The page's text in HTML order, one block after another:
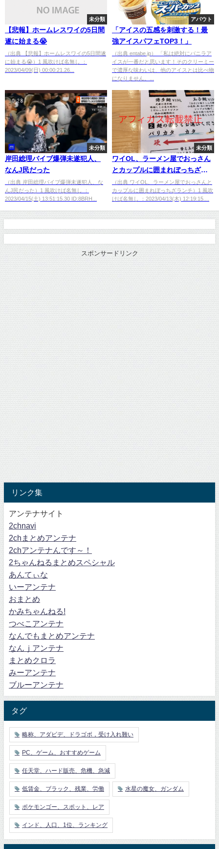
未分類
【悲報】ホームレスワイの5日間
遂に始まる😭
（出典 【悲報】ホームレスワイの5日間遂
に始まる😭）1 風吹けば名無し ：
2023/04/09(日) 00:00:21.26...
アバウト
「アイスの五感を刺激する！最
強アイスパフェTOP3！」
（出典 entabe.jp） 「私は絶対にバニラア
イスが一番だと思います！そのクリーミー
で濃厚な味わいは、他のアイスとは比べ物
になりません。...
未分類
岸田総理バイブ爆弾未遂犯人、
なんJ民だった
（出典 岸田総理バイブ爆弾未遂犯人、な
んJ民だった）1 風吹けば名無し ：
2023/04/15(土) 13:51:15.30 ID:8BRH...
未分類
ワイOL、ラーメン屋でおっさん
とカップルに囲まれぼっちざラ
ンチ
（出典 ワイOL、ラーメン屋でおっさんと
カップルに囲まれぼっちざランチ）1 風吹
けば名無し ：2023/04/13(木) 12:19:15....
スポンサードリンク
リンク集
アンテナサイト
2chnavi
2chまとめアンテナ
2chアンテナんです～！
2ちゃんねるまとめスペシャル
あんてぃな
いーアンテナ
おまとめ
かみちゃんねる!
つべこアンテナ
なんでもまとめアンテナ
なんｊアンテナ
まとめクロラ
みーアンテナ
ブルーアンテナ
タグ
略称、アダビデ、ドラゴボ，受け入れ難い
PC、ゲーム、おすすめゲーム
任天堂、ハード販売、危機、急減
低賃金、ブラック、残業、労働 水星の魔女、ガンダム
ポケモンゴー、スポット、レア
インド、人口、1位、ランキング